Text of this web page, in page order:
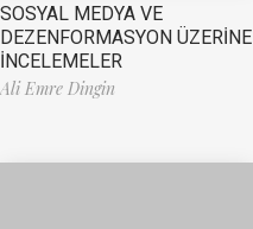
SOSYAL MEDYA VE
DEZENFORMASYON ÜZERİNE
İNCELEMELER
Ali Emre Dingin